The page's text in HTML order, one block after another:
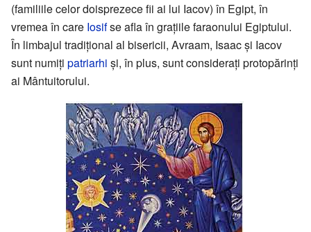
(familiile celor doisprezece fii ai lui Iacov) în Egipt, în
vremea în care Iosifse afla în graţiile faraonului Egiptului.
În limbajul tradiţional al bisericii, Avraam, Isaac şi Iacov
sunt numiţi patriarhi şi, în plus, sunt consideraţi protopărinţi
ai Mântuitorului.